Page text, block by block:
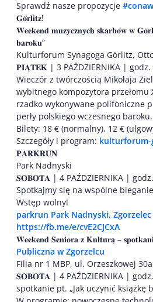
Sprawdź nasze propozycje
𝐆𝐨̈𝐫𝐥𝐢𝐭𝐳!
𝐖𝐞𝐞𝐤𝐞𝐧𝐝 𝐦𝐮𝐳𝐲𝐜𝐳𝐧𝐲𝐜𝐡 𝐬𝐤𝐚𝐫𝐛𝐨́𝐰 𝐰
𝐛𝐚𝐫𝐨𝐤𝐮”
Kulturforum Synagoga Görlitz,
𝐏𝐈𝐀̨𝐓𝐄𝐊 | 3 PAŹDZIERNIKA | godz.
Wieczór z twórczością Mikołaja
wybitnego kompozytora przełomu
rzadko wykonywane polifoniczne
perły polskiego wczesnego baroku.
Bilety: 18 € (normalny), 12 €
Szczegóły i program: kulturforum-
𝐏𝐀𝐑𝐊𝐑𝐔𝐍
Park Nadnyski
𝐒𝐎𝐁𝐎𝐓𝐀 | 4 PAŹDZIERNIKA |
Spotkajmy się na wspólne
Wstęp wolny!
parkrun Park Nadnyski, Zgorzelec
https://fb.me/e/cvE2CJCxA
𝐖𝐞𝐞𝐤𝐞𝐧𝐝 𝐒𝐞𝐧𝐢𝐨𝐫𝐚 𝐳 𝐊𝐮𝐥𝐭𝐮𝐫𝐚̨ –
Publiczna w Zgorzelcu
Filia nr 1 MBP, ul. Orzeszkowej 30a
𝐒𝐎𝐁𝐎𝐓𝐀 | 4 PAŹDZIERNIKA | godz.
spotkanie pt. „Jak uczynić książkę